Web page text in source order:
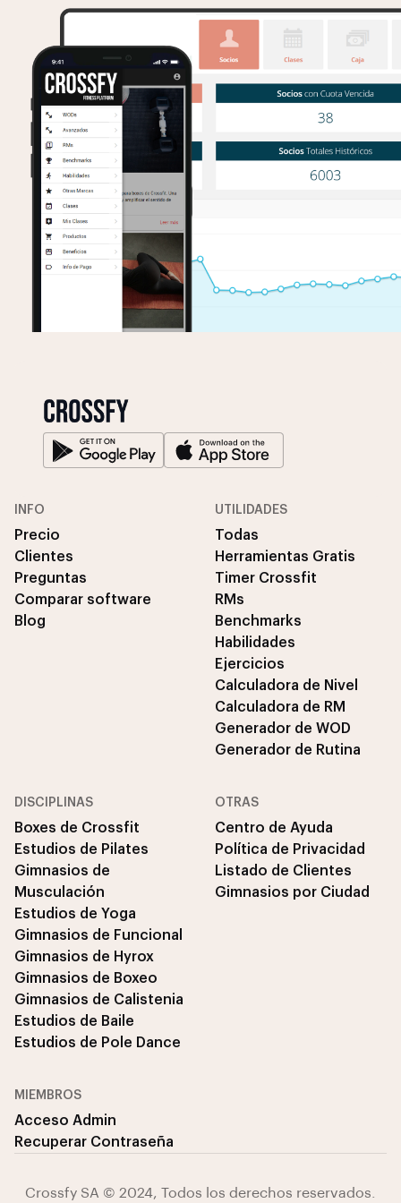
INFO
Precio
Clientes
Preguntas
Comparar software
Blog
UTILIDADES
Todas
Herramientas Gratis
Timer Crossfit
RMs
Benchmarks
Habilidades
Ejercicios
Calculadora de Nivel
Calculadora de RM
Generador de WOD
Generador de Rutina
DISCIPLINAS
Boxes de Crossfit
Estudios de Pilates
Gimnasios de
Musculación
Estudios de Yoga
Gimnasios de Funcional
Gimnasios de Hyrox
Gimnasios de Boxeo
Gimnasios de Calistenia
Estudios de Baile
Estudios de Pole Dance
OTRAS
Centro de Ayuda
Política de Privacidad
Listado de Clientes
Gimnasios por Ciudad
MIEMBROS
Acceso Admin
Recuperar Contraseña
Crossfy SA © 2024, Todos los derechos reservados.